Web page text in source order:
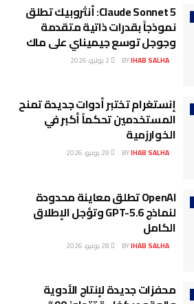
Claude Sonnet 5: أنثروبيك تطلق
نموذجاً بقدرات ذاتية متقدمة
وجوجل توسع جيميناي على ماك
BYIHAB SALHA
إنستغرام تختبر أدوات جديدة تمنح
المستخدمين تحكماً أكبر في
الخوارزمية
BYIHAB SALHA
OpenAI تطلق معاينة محدودة
لنماذج GPT-5.6 وتؤجل الإطلاق
الكامل
BYIHAB SALHA
محفزات جديدة لإنتاج الأدوية